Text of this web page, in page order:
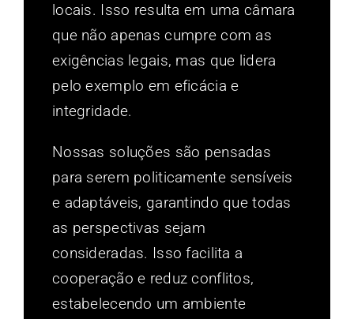
locais. Isso resulta em uma câmara
que não apenas cumpre com as
exigências legais, mas que lidera
pelo exemplo em eficácia e
integridade.
Nossas soluções são pensadas
para serem politicamente sensíveis
e adaptáveis, garantindo que todas
as perspectivas sejam
consideradas. Isso facilita a
cooperação e reduz conflitos,
estabelecendo um ambiente